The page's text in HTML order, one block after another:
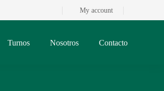
My account
Turnos Nosotros Contacto